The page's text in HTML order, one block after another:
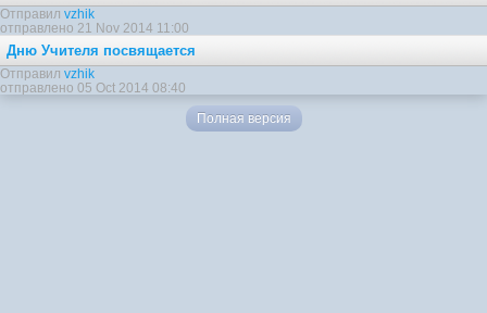
Отправил vzhik
отправлено 21 Nov 2014 11:00
Дню Учителя посвящается
Отправил vzhik
отправлено 05 Oct 2014 08:40
Полная версия